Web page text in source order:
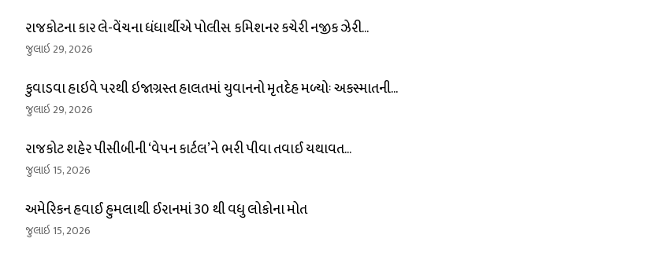
રાજકોટના કાર લે-વેંચના ધંધાર્થીએ પોલીસ કમિશનર કચેરી નજીક ઝેરી...
જુલાઇ 29, 2026
કુવાડવા હાઇવે પરથી ઇજાગ્રસ્ત હાલતમાં યુવાનનો મૃતદેહ મળ્યોઃ અકસ્માતની...
જુલાઇ 29, 2026
રાજકોટ શહેર પીસીબીની ‘વેપન કાર્ટલ’ને ભરી પીવા તવાઈ યથાવત...
જુલાઇ 15, 2026
અમેરિકન હવાઈ હુમલાથી ઈરાનમાં 30 થી વધુ લોકોના મોત
જુલાઇ 15, 2026